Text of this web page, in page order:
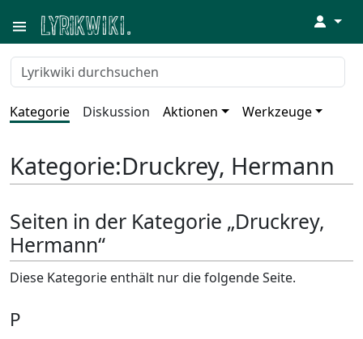
↓
Kategorie Diskussion Aktionen Werkzeuge
Kategorie:Druckrey, Hermann
Seiten in der Kategorie „Druckrey,
Hermann“
Diese Kategorie enthält nur die folgende Seite.
P